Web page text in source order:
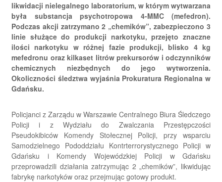
likwidacji nielegalnego laboratorium, w którym wytwarzana
była substancja psychotropowa 4-MMC (mefedron).
Podczas akcji zatrzymano 2 „chemików”, zabezpieczono 3
linie służące do produkcji narkotyku, przejęto znaczne
ilości narkotyku w różnej fazie produkcji, blisko 4 kg
mefedronu oraz kilkaset litrów prekursorów i odczynników
chemicznych niezbędnych do jego wytworzenia.
Okoliczności śledztwa wyjaśnia Prokuratura Regionalna w
Gdańsku.
Policjanci z Zarządu w Warszawie Centralnego Biura Śledczego
Policji i z Wydziału do Zwalczania Przestępczości
Pseudokibiców Komendy Stołecznej Policji, przy wsparciu
Samodzielnego Pododdziału Kontrterrorystycznego Policji w
Gdańsku i Komendy Wojewódzkiej Policji w Gdańsku
przeprowadzili działania zatrzymując 2 „chemików”, likwidując
fabrykę narkotyków oraz przejmując gotowy produkt.